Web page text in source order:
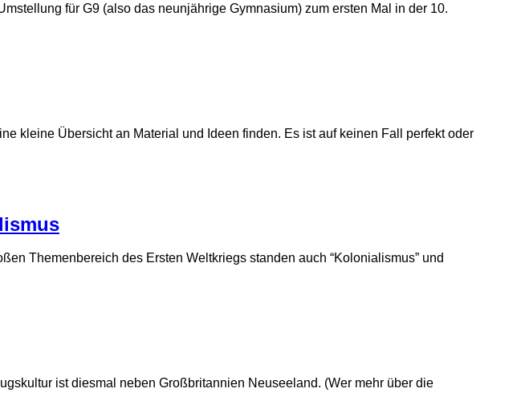
für G9 (also das neunjährige Gymnasium) zum ersten Mal in der 10.
kleine Übersicht an Material und Ideen finden. Es ist auf keinen Fall perfekt oder
Themenbereich des Ersten Weltkriegs standen auch “Kolonialismus” und
ist diesmal neben Großbritannien Neuseeland. (Wer mehr über die